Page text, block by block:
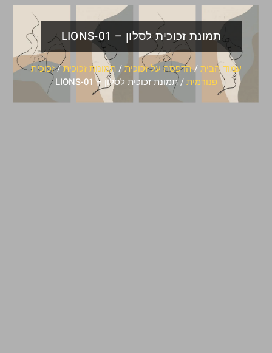
תמונת זכוכית לסלון – LIONS-01
עמוד הבית/הדפסה על זכוכית/ תמונות זכוכית/זכוכית
פנורמית/ תמונת זכוכית לסלון – LIONS-01